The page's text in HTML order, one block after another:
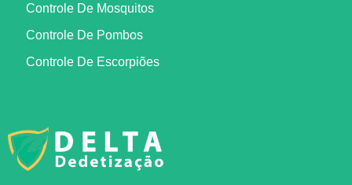
Controle De Mosquitos
Controle De Pombos
Controle De Escorpiões